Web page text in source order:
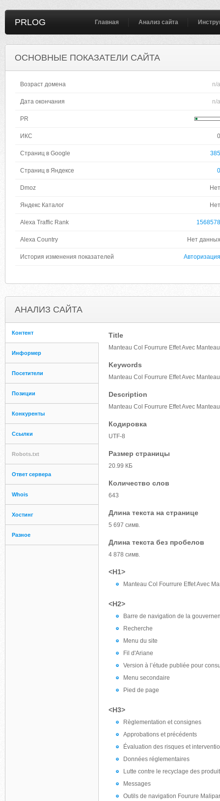
PRLOG Главная Анализ сайта
ОСНОВНЫЕ ПОКАЗАТЕЛИ САЙТА
Возраст домена n/a
Дата окончания n/a
PR
ИКС 0
Страниц в Google 385
Страниц в Яндексе 0
Dmoz Нет
Яндекс Каталог Нет
Alexa Traffic Rank 1568578
Alexa Country Нет данных
История изменения показателей Авторизация
АНАЛИЗ САЙТА
Контент
Информер
Посетители
Позиции
Конкуренты
Ссылки
Robots.txt
Ответ сервера
Whois
Хостинг
Разное
Title
Manteau Col Fourrure Effet Avec
Keywords
Manteau Col Fourrure Effet Avec
Description
Manteau Col Fourrure Effet Avec
Кодировка
UTF-8
Размер страницы
20.99 КБ
Количество слов
643
Длина текста на странице
5 697 симв.
Длина текста без пробелов
4 878 симв.
<H1>
Manteau Col Fourrure Effet Avec
<H2>
Barre de navigation de la
Recherche
Menu du site
Fil d'Ariane
Version à l’étude publiée pour
Menu secondaire
Pied de page
<H3>
Règlementation et consignes
Approbations et précédents
Évaluation des risques et
Données réglementaires
Lutte contre le recyclage des
Messages
Outils de navigation Fourure